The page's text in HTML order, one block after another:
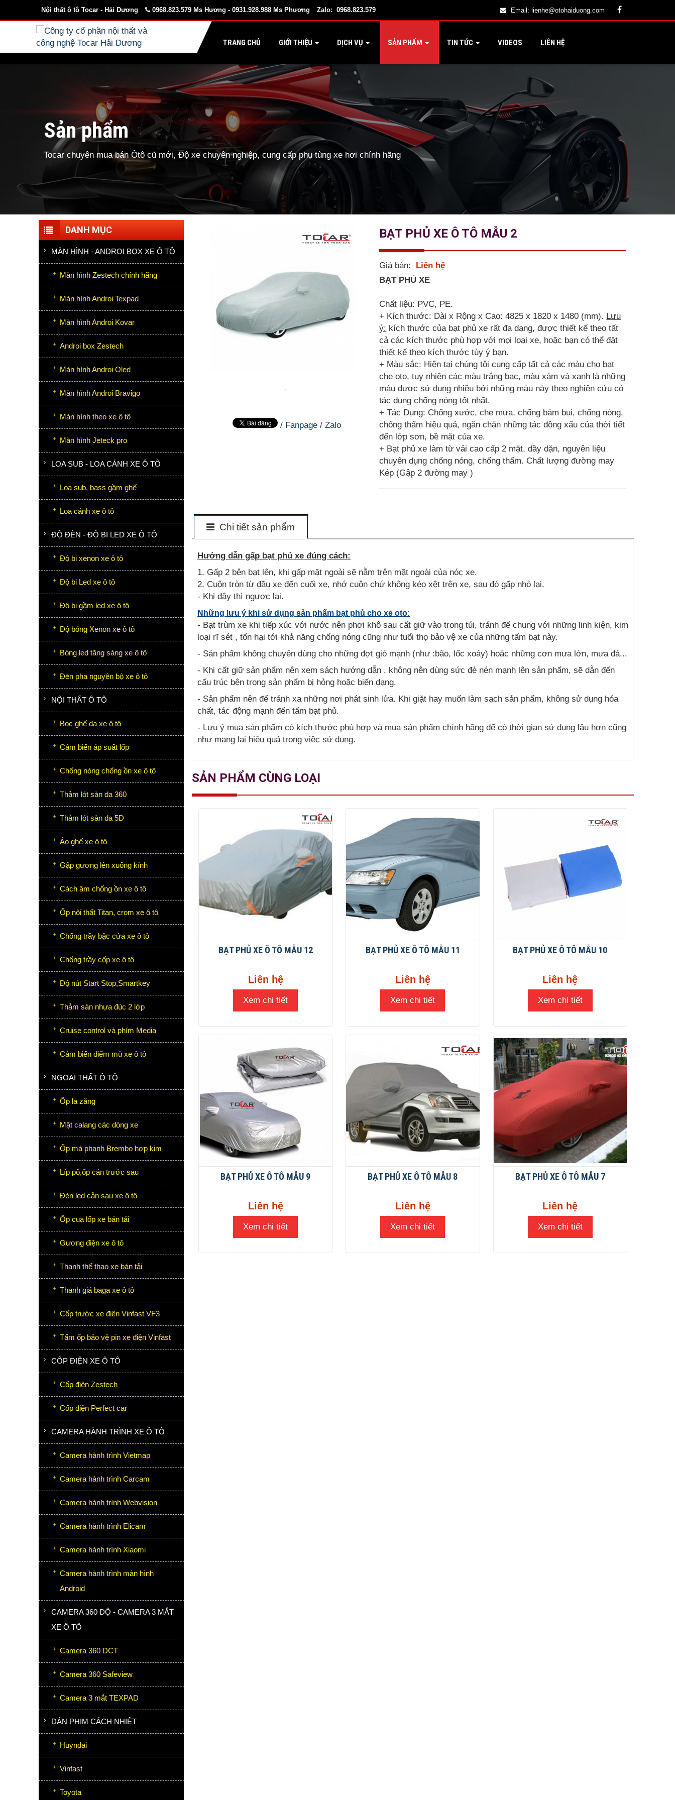
Email: lienhe@otohaiduong.com
Nội thất ô tô Tocar - Hải Dương 0968.823.579 Ms Hương - 0931.928.988 Ms Phương Zalo: 0968.823.579
TRANG CHỦ GIỚI THIỆU DỊCH VỤ SẢN PHẨM TIN TỨC VIDEOS LIÊN HỆ
Sản phẩm
Tocar chuyên mua bán Ôtô cũ mới, Độ xe chuyên nghiệp, cung cấp phụ tùng xe hơi chính hãng
/ Fanpage /Zalo
BẠT PHỦ XE Ô TÔ MẪU 2
Giá bán:
Liên hệ
BẠT PHỦ XE
Chất liệu: PVC, PE.
+ Kích thước: Dài x Rộng x Cao: 4825 x 1820 x 1480 (mm). Lưu
ý: kích thước của bạt phủ xe rất đa dạng, được thiết kế theo tất
cả các kích thước phù hợp với mọi loại xe, hoặc bạn có thể đặt
thiết kế theo kích thước tùy ý bạn.
+ Màu sắc: Hiện tại chúng tôi cung cấp tất cả các màu cho bạt
che oto, tuy nhiên các màu trắng bạc, màu xám và xanh là những
màu được sử dụng nhiều bởi những màu này theo nghiên cứu có
tác dụng chống nóng tốt nhất.
+ Tác Dụng: Chống xước, che mưa, chống bám bụi, chống nóng,
chống thấm hiệu quả, ngăn chặn những tác động xấu của thời tiết
đến lớp sơn, bề mặt của xe.
+ Bạt phủ xe làm từ vải cao cấp 2 mặt, dầy dặn, nguyên liệu
chuyên dụng chống nóng, chống thấm. Chất lượng đường may
Kép (Gập 2 đường may )
Chi tiết sản phẩm
Hướng dẫn gấp bạt phủ xe đúng cách:
1. Gấp 2 bên bạt lên, khi gấp mặt ngoài sẽ nằm trên mặt ngoài của nóc xe.
2. Cuộn tròn từ đầu xe đến cuối xe, nhớ cuộn chứ không kéo xệt trên xe, sau đó gấp nhỏ lại.
- Khi đậy thì ngược lại.
Những lưu ý khi sử dụng sản phẩm bạt phủ cho xe oto:
- Bạt trùm xe khi tiếp xúc với nước nên phơi khô sau cất giữ vào trong túi, tránh để chung với những linh kiện, kim
loại rĩ sét , tổn hại tới khả năng chống nóng cũng như tuổi thọ bảo vệ xe của những tấm bạt này.
- Sản phẩm không chuyên dùng cho những đợt gió mạnh (như :bão, lốc xoáy) hoặc những cơn mưa lớn, mưa đá...
- Khi cất giữ sản phẩm nên xem sách hướng dẫn , không nên dùng sức đè nén mạnh lên sản phẩm, sẽ dẫn đến
cấu trúc bên trong sản phẩm bị hỏng hoặc biến dạng.
- Sản phẩm nên để tránh xa những nơi phát sinh lửa. Khi giặt hay muốn làm sạch sản phẩm, không sử dụng hóa
chất, tác động mạnh đến tấm bạt phủ.
- Lưu ý mua sản phẩm có kích thước phù hợp và mua sản phẩm chính hãng để có thời gian sử dụng lâu hơn cũng
như mang lại hiệu quả trong việc sử dụng.
SẢN PHẨM CÙNG LOẠI
BẠT PHỦ XE Ô TÔ MẪU 12
Liên hệ
Xem chi tiết
BẠT PHỦ XE Ô TÔ MẪU 11
Liên hệ
Xem chi tiết
BẠT PHỦ XE Ô TÔ MẪU 10
Liên hệ
Xem chi tiết
BẠT PHỦ XE Ô TÔ MẪU 9
Liên hệ
Xem chi tiết
BẠT PHỦ XE Ô TÔ MẪU 8
Liên hệ
Xem chi tiết
BẠT PHỦ XE Ô TÔ MẪU 7
Liên hệ
Xem chi tiết
DANH MỤC
MÀN HÌNH - ANDROI BOX XE Ô TÔ
Màn hình Zestech chính hãng
Màn hình Androi Texpad
Màn hình Androi Kovar
Androi box Zestech
Màn hình Androi Oled
Màn hình Androi Bravigo
Màn hình theo xe ô tô
Màn hình Jeteck pro
LOA SUB - LOA CÁNH XE Ô TÔ
Loa sub, bass gầm ghế
Loa cánh xe ô tô
ĐỘ ĐÈN - ĐỘ BI LED XE Ô TÔ
Độ bi xenon xe ô tô
Độ bi Led xe ô tô
Độ bi gầm led xe ô tô
Độ bóng Xenon xe ô tô
Bóng led tăng sáng xe ô tô
Đèn pha nguyên bộ xe ô tô
NỘI THẤT Ô TÔ
Bọc ghế da xe ô tô
Cảm biến áp suất lốp
Chống nóng chống ồn xe ô tô
Thảm lót sàn da 360
Thảm lót sàn da 5D
Áo ghế xe ô tô
Gập gương lên xuống kính
Cách âm chống ồn xe ô tô
Ốp nội thất Titan, crom xe ô tô
Chống trầy bậc cửa xe ô tô
Chống trầy cốp xe ô tô
Độ nút Start Stop,Smartkey
Thảm sàn nhựa đúc 2 lớp
Cruise control và phím Media
Cảm biến điểm mù xe ô tô
NGOẠI THẤT Ô TÔ
Ốp la zăng
Mặt calang các dòng xe
Ốp má phanh Brembo hợp kim
Líp pô,ốp cản trước sau
Đèn led cản sau xe ô tô
Ốp cua lốp xe bán tải
Gương điện xe ô tô
Thanh thể thao xe bán tải
Thanh giá baga xe ô tô
Cốp trước xe điện Vinfast VF3
Tấm ốp bảo vệ pin xe điện Vinfast
CỐP ĐIỆN XE Ô TÔ
Cốp điện Zestech
Cốp điện Perfect car
CAMERA HÀNH TRÌNH XE Ô TÔ
Camera hành trình Vietmap
Camera hành trình Carcam
Camera hành trình Webvision
Camera hành trình Elicam
Camera hành trình Xiaomi
Camera hành trình màn hình
Android
CAMERA 360 ĐỘ - CAMERA 3 MẮT
XE Ô TÔ
Camera 360 DCT
Camera 360 Safeview
Camera 3 mắt TEXPAD
DÁN PHIM CÁCH NHIỆT
Huyndai
Vinfast
Toyota